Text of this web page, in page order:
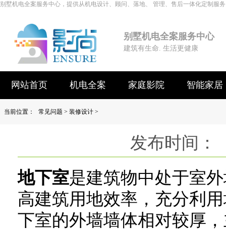
别墅机电全案服务中心，提供从机电设计、顾问、落地、 管理、售后一体化定制服务
别墅机电全案服务中心
建筑有生命. 生活更健康
网站首页 机电全案 家庭影院 智能家居
当前位置： 常见问题 > 装修设计 >
发布时间：
地下室是建筑物中处于室
高建筑用地效率，充分利
下室的外墙墙体相对较厚